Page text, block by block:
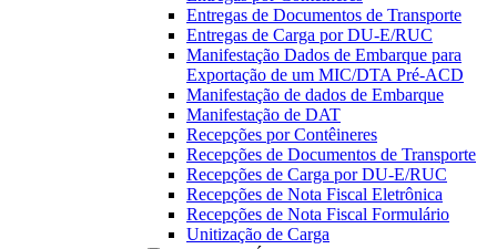
Entregas de Documentos de Transporte
Entregas de Carga por DU-E/RUC
Manifestação Dados de Embarque para
Exportação de um MIC/DTA Pré-ACD
Manifestação de dados de Embarque
Manifestação de DAT
Recepções por Contêineres
Recepções de Documentos de Transporte
Recepções de Carga por DU-E/RUC
Recepções de Nota Fiscal Eletrônica
Recepções de Nota Fiscal Formulário
Unitização de Carga